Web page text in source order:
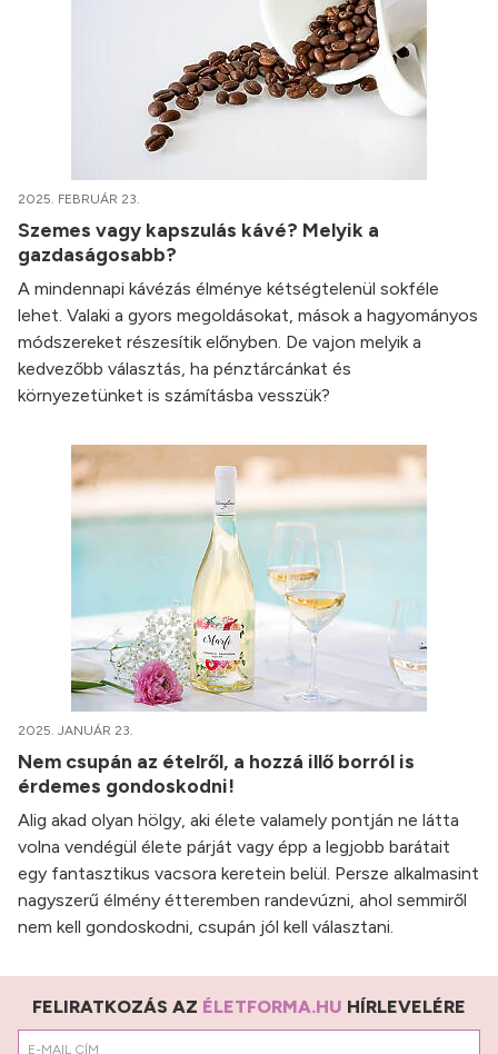
2025. FEBRUÁR 23.
Szemes vagy kapszulás kávé? Melyik a
gazdaságosabb?
A mindennapi kávézás élménye kétségtelenül sokféle
lehet. Valaki a gyors megoldásokat, mások a hagyományos
módszereket részesítik előnyben. De vajon melyik a
kedvezőbb választás, ha pénztárcánkat és
környezetünket is számításba vesszük?
2025. JANUÁR 23.
Nem csupán az ételről, a hozzá illő borról is
érdemes gondoskodni!
Alig akad olyan hölgy, aki élete valamely pontján ne látta
volna vendégül élete párját vagy épp a legjobb barátait
egy fantasztikus vacsora keretein belül. Persze alkalmasint
nagyszerű élmény étteremben randevúzni, ahol semmiről
nem kell gondoskodni, csupán jól kell választani.
FELIRATKOZÁS AZ ÉLETFORMA.HU HÍRLEVELÉRE